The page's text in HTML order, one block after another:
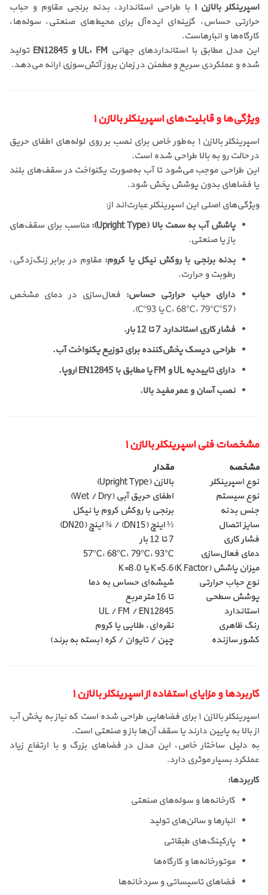
اسپرینکلر بالا‌زن ۱ با طراحی استاندارد، بدنه برنجی مقاوم و حباب
حرارتی حساس، گزینه‌ای ایده‌آل برای محیط‌های صنعتی، سوله‌ها،
کارگاه‌ها و انبارهاست.
این مدل مطابق با استانداردهای جهانی UL، FM و EN12845
تولید
شده و عملکردی سریع و مطمئن در زمان بروز آتش‌سوزی ارائه می‌دهد.
ویژگی‌ها و قابلیت‌های اسپرینکلر بالا‌زن ۱
اسپرینکلر بالا‌زن ۱ به‌طور خاص برای نصب بر روی لوله‌های اطفای حریق
در حالت رو به بالا طراحی شده است.
این طراحی موجب می‌شود تا آب به‌صورت یکنواخت در سقف‌های بلند
یا فضاهای بدون پوشش پخش شود.
ویژگی‌های اصلی این اسپرینکلر عبارت‌اند از:
پاشش آب به سمت بالا (Upright Type):
مناسب برای سقف‌های
باز یا صنعتی.
بدنه برنجی با روکش نیکل یا کروم: مقاوم در برابر زنگ‌زدگی،
رطوبت و حرارت.
دارای حباب حرارتی حساس: فعال‌سازی در دمای مشخص
(57°C، 68°C، 79°C یا 93°C).
فشار کاری استاندارد 7 تا 12 بار.
طراحی دیسک پخش‌کننده برای توزیع یکنواخت آب.
دارای تاییدیه UL و FM یا مطابق با EN12845 اروپا.
نصب آسان و عمر مفید بالا.
مشخصات فنی اسپرینکلر بالا‌زن ۱
مشخصه
مقدار
نوع اسپرینکلر
بالا‌زن (Upright Type)
نوع سیستم
اطفای حریق آبی (Wet / Dry)
جنس بدنه
برنجی با روکش کروم یا نیکل
سایز اتصال
½ اینچ (DN15) / ¾ اینچ (DN20)
فشار کاری
7 تا 12 بار
دمای فعال‌سازی
57°C، 68°C، 79°C، 93°C
میزان پاشش (K Factor)
K=5.6 یا K=8.0
نوع حباب حرارتی
شیشه‌ای حساس به دما
پوشش سطحی
تا 16 متر مربع
استاندارد
UL / FM / EN12845
رنگ ظاهری
نقره‌ای، طلایی یا کروم
کشور سازنده
چین / تایوان / کره (بسته به برند)
کاربردها و مزایای استفاده از اسپرینکلر بالا‌زن ۱
اسپرینکلر بالا‌زن ۱ برای فضاهایی طراحی شده است که نیاز به پخش آب
از بالا به پایین دارند یا سقف آن‌ها باز و صنعتی است.
به دلیل ساختار خاص، این مدل در فضاهای بزرگ و با ارتفاع زیاد
عملکرد بسیار موثری دارد.
کاربردها:
کارخانه‌ها و سوله‌های صنعتی
انبارها و سالن‌های تولید
پارکینگ‌های طبقاتی
موتورخانه‌ها و کارگاه‌ها
فضاهای تاسیساتی و سردخانه‌ها